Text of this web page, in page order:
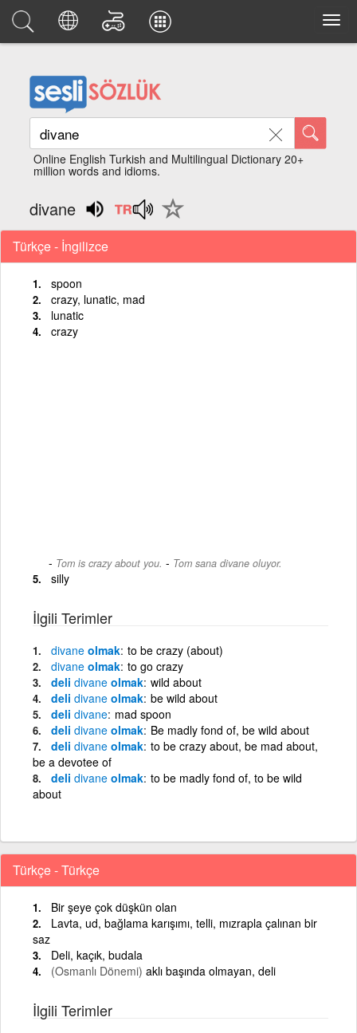
Online English Turkish and Multilingual Dictionary 20+
million words and idioms.
divane
Türkçe - İngilizce
spoon
crazy, lunatic, mad
lunatic
crazy
Tom is crazy about you. - Tom sana divane oluyor.
silly
İlgili Terimler
divane olmak to be crazy (about)
divane olmak to go crazy
deli divane olmak wild about
deli divane olmak be wild about
deli divane mad spoon
deli divane olmak Be madly fond of, be wild about
deli divane olmak to be crazy about, be mad about,
be a devotee of
deli divane olmak to be madly fond of, to be wild
about
Türkçe - Türkçe
Bir şeye çok düşkün olan
Lavta, ud, bağlama karışımı, telli, mızrapla çalınan bir
saz
Deli, kaçık, budala
(Osmanlı Dönemi) aklı başında olmayan, deli
İlgili Terimler